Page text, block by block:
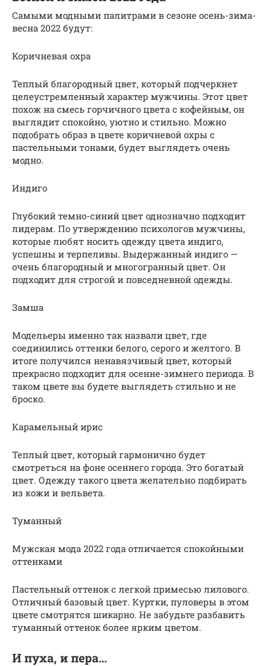
Самыми модными палитрами в сезоне осень-зима-
весна 2022 будут:
Коричневая охра
Теплый благородный цвет, который подчеркнет
целеустремленный характер мужчины. Этот цвет
похож на смесь горчичного цвета с кофейным, он
выглядит спокойно, уютно и стильно. Можно
подобрать образ в цвете коричневой охры с
пастельными тонами, будет выглядеть очень
модно.
Индиго
Глубокий темно-синий цвет однозначно подходит
лидерам. По утверждению психологов мужчины,
которые любят носить одежду цвета индиго,
успешны и терпеливы. Выдержанный индиго —
очень благородный и многогранный цвет. Он
подходит для строгой и повседневной одежды.
Замша
Модельеры именно так назвали цвет, где
соединились оттенки белого, серого и желтого. В
итоге получился ненавязчивый цвет, который
прекрасно подходит для осенне-зимнего периода. В
таком цвете вы будете выглядеть стильно и не
броско.
Карамельный ирис
Теплый цвет, который гармонично будет
смотреться на фоне осеннего города. Это богатый
цвет. Одежду такого цвета желательно подбирать
из кожи и вельвета.
Туманный
Мужская мода 2022 года отличается спокойными
оттенками
Пастельный оттенок с легкой примесью лилового.
Отличный базовый цвет. Куртки, пуловеры в этом
цвете смотрятся шикарно. Не забудьте разбавить
туманный оттенок более ярким цветом.
И пуха, и пера…